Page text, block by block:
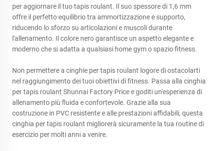
per aggiornare il tuo tapis roulant. Il suo spessore di 1,6 mm
offre il perfetto equilibrio tra ammortizzazione e supporto,
riducendo lo sforzo su articolazioni e muscoli durante
l'allenamento. Il colore nero garantisce un aspetto elegante e
moderno che si adatta a qualsiasi home gym o spazio fitness.
Non permettere a cinghie per tapis roulant logore di ostacolarti
nel raggiungimento dei tuoi obiettivi di fitness. Passa alla cinghia
per tapis roulant Shunnai Factory Price e goditi un'esperienza di
allenamento più fluida e confortevole. Grazie alla sua
costruzione in PVC resistente e alle prestazioni affidabili, questa
cinghia per tapis roulant migliorerà sicuramente la tua routine di
esercizio per molti anni a venire.